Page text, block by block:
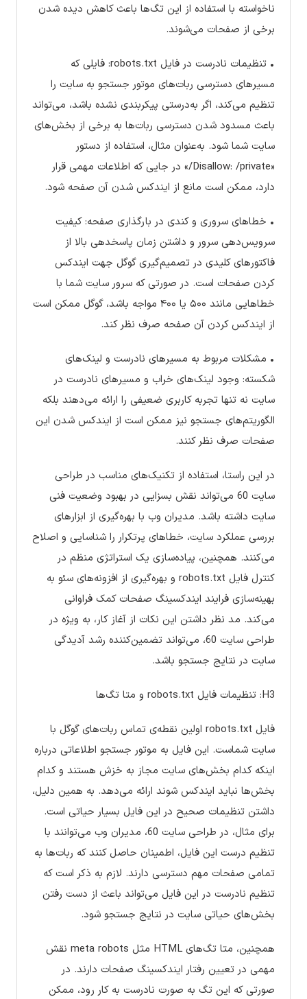
ناخواسته با استفاده از این تگ‌ها باعث کاهش دیده شدن
برخی از صفحات می‌شوند.
• تنظیمات نادرست در فایل robots.txt: فایلی که
مسیرهای دسترسی ربات‌های موتور جستجو به سایت را
تنظیم می‌کند، اگر به‌درستی پیکربندی نشده باشد، می‌تواند
باعث مسدود شدن دسترسی ربات‌ها به برخی از بخش‌های
سایت شما شود. به‌عنوان مثال، استفاده از دستور
«Disallow: /private/» در جایی که اطلاعات مهمی قرار
دارد، ممکن است مانع از ایندکس شدن آن صفحه شود.
• خطاهای سروری و کندی در بارگذاری صفحه: کیفیت
سرویس‌دهی سرور و داشتن زمان پاسخدهی بالا از
فاکتورهای کلیدی در تصمیم‌گیری گوگل جهت ایندکس
کردن صفحات است. در صورتی که سرور سایت شما با
خطاهایی مانند ۵۰۰ یا ۴۰۰ مواجه باشد، گوگل ممکن است
از ایندکس کردن آن صفحه صرف نظر کند.
• مشکلات مربوط به مسیرهای نادرست و لینک‌های
شکسته: وجود لینک‌های خراب و مسیرهای نادرست در
سایت نه تنها تجربه کاربری ضعیفی را ارائه می‌دهند بلکه
الگوریتم‌های جستجو نیز ممکن است از ایندکس شدن این
صفحات صرف نظر کنند.
در این راستا، استفاده از تکنیک‌های مناسب در طراحی
سایت 60 می‌تواند نقش بسزایی در بهبود وضعیت فنی
سایت داشته باشد. مدیران وب با بهره‌گیری از ابزارهای
بررسی عملکرد سایت، خطاهای پرتکرار را شناسایی و اصلاح
می‌کنند. همچنین، پیاده‌سازی یک استراتژی منظم در
کنترل فایل robots.txt و بهره‌گیری از افزونه‌های سئو به
بهینه‌سازی فرایند ایندکسینگ صفحات کمک فراوانی
می‌کند. مد نظر داشتن این نکات از آغاز کار، به ویژه در
طراحی سایت 60، می‌تواند تضمین‌کننده رشد آدیدگی
سایت در نتایج جستجو باشد.
H3: تنظیمات فایل robots.txt و متا تگ‌ها
فایل robots.txt اولین نقطه‌ی تماس ربات‌های گوگل با
سایت شماست. این فایل به موتور جستجو اطلاعاتی درباره
اینکه کدام بخش‌های سایت مجاز به خزش هستند و کدام
بخش‌ها نباید ایندکس شوند ارائه می‌دهد. به همین دلیل،
داشتن تنظیمات صحیح در این فایل بسیار حیاتی است.
برای مثال، در طراحی سایت 60، مدیران وب می‌توانند با
تنظیم درست این فایل، اطمینان حاصل کنند که ربات‌ها به
تمامی صفحات مهم دسترسی دارند. لازم به ذکر است که
تنظیم نادرست در این فایل می‌تواند باعث از دست رفتن
بخش‌های حیاتی سایت در نتایج جستجو شود.
همچنین، متا تگ‌های HTML مثل meta robots نقش
مهمی در تعیین رفتار ایندکسینگ صفحات دارند. در
صورتی که این تگ به صورت نادرست به کار رود، ممکن